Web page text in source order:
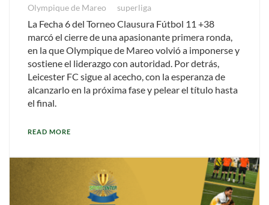
Olympique de Mareo
superliga
La Fecha 6 del Torneo Clausura Fútbol 11 +38
marcó el cierre de una apasionante primera ronda,
en la que Olympique de Mareo volvió a imponerse y
sostiene el liderazgo con autoridad. Por detrás,
Leicester FC sigue al acecho, con la esperanza de
alcanzarlo en la próxima fase y pelear el título hasta
el final.
READ MORE